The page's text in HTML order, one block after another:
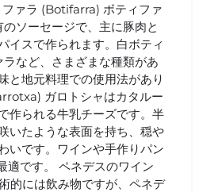
ァラ (Botifarra) ボティファ
ソーセージで、主に豚肉と
イスで作られます。白ボティ
など、さまざまな種類があ
と地元料理での使用法があり
ガロトシャはカタルー
作られる牛乳チーズです。半
いたような表面を持ち、穏や
いです。ワインや手作りパン
適です。 ペネデスのワイン
的には飲み物ですが、ペネデ